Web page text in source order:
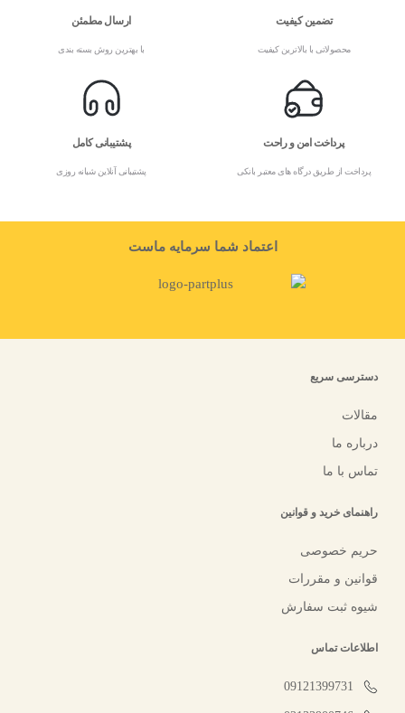
تضمین کیفیت
محصولاتی با بالاترین کیفیت
ارسال مطمئن
با بهترین روش بسته بندی
پرداخت امن و راحت
پرداخت از طریق درگاه های معتبر بانکی
پشتیبانی کامل
پشتیبانی آنلاین شبانه روزی
اعتماد شما سرمایه ماست
دسترسی سریع
مقالات
درباره ما
تماس با ما
راهنمای خرید و قوانین
حریم خصوصی
قوانین و مقررات
شیوه ثبت سفارش
اطلاعات تماس
09121399731